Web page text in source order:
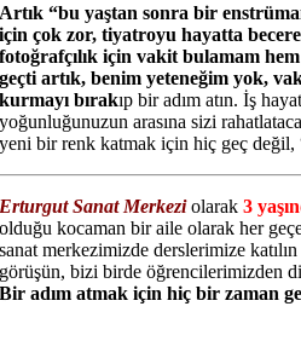
Artık “bu yaştan sonra bir
için çok zor, tiyatroyu hayatta
fotoğrafçılık için vakit bulamam
geçti artık, benim yeteneğim yok,
kurmayı bırakıp bir adım atın. İş
yoğunluğunuzun arasına sizi
yeni bir renk katmak için hiç geç değil,
Erturgut Sanat Merkeziolarak3
olduğu kocaman bir aile olarak her
sanat merkezimizde derslerimize
görüşün, bizi birde öğrencilerimizden
Bir adım atmak için hiç bir zaman